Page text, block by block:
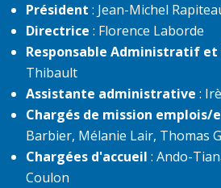
Président : Jean-Michel
Directrice : Florence Laborde
Responsable Administratif
Thibault
Assistante administrative :
Chargés de mission emplois/
Barbier, Mélanie Lair, Thomas
Chargées d'accueil : Ando-
Coulon